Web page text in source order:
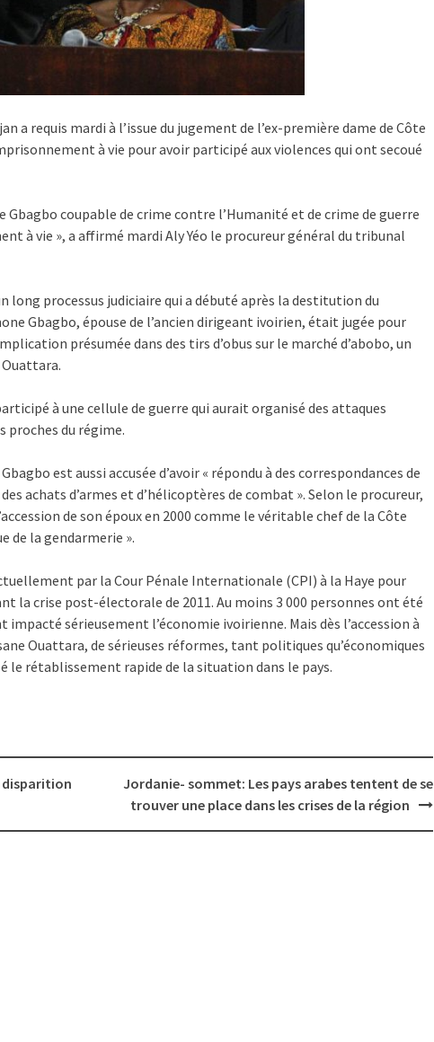
a requis mardi à l’issue du jugement de l’ex-première dame de Côte
à vie pour avoir participé aux violences qui ont secoué
Gbagbo coupable de crime contre l’Humanité et de crime de guerre
à vie », a affirmé mardi Aly Yéo le procureur général du tribunal
processus judiciaire qui a débuté après la destitution du
Gbagbo, épouse de l’ancien dirigeant ivoirien, était jugée pour
présumée dans des tirs d’obus sur le marché d’abobo, un
Ouattara.
à une cellule de guerre qui aurait organisé des attaques
proches du régime.
est aussi accusée d’avoir « répondu à des correspondances de
achats d’armes et d’hélicoptères de combat ». Selon le procureur,
de son époux en 2000 comme le véritable chef de la Côte
de la gendarmerie ».
par la Cour Pénale Internationale (CPI) à la Haye pour
la crise post-électorale de 2011. Au moins 3 000 personnes ont été
impacté sérieusement l’économie ivoirienne. Mais dès l’accession à
Ouattara, de sérieuses réformes, tant politiques qu’économiques
le rétablissement rapide de la situation dans le pays.
disparition
Jordanie- sommet: Les pays arabes tentent de se
trouver une place dans les crises de la région